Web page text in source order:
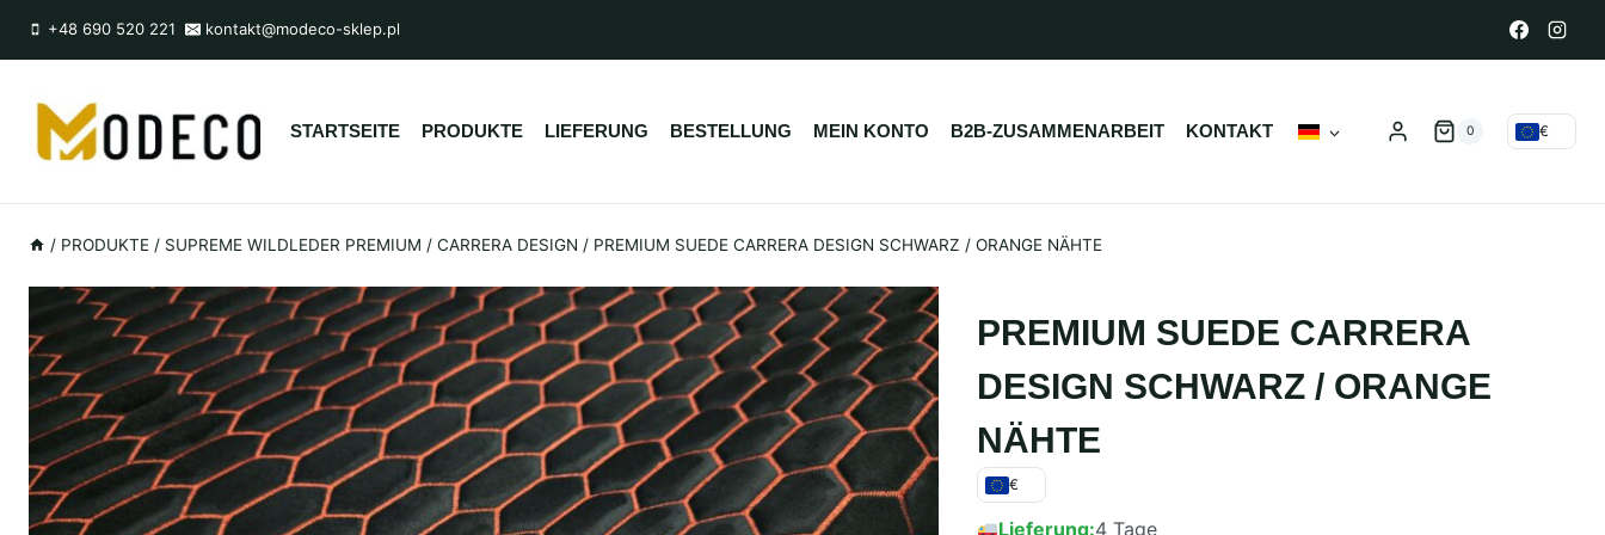
Inhalt
+48 690 520 221 kontakt@modeco-sklep.pl
STARTSEITE PRODUKTE LIEFERUNG BESTELLUNG MEIN KONTO B2B-ZUSAMMENARBEIT KONTAKT 0 €
/ PRODUKTE / SUPREME WILDLEDER PREMIUM / CARRERA DESIGN / PREMIUM SUEDE CARRERA DESIGN SCHWARZ / ORANGE NÄHTE
PREMIUM SUEDE CARRERA
DESIGN SCHWARZ / ORANGE
NÄHTE
€
Lieferung:4 Tage